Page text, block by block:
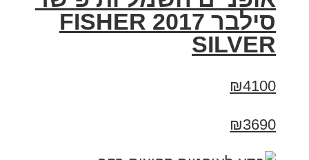
סילבר 2017 FISHER
SILVER
₪4100
₪3690